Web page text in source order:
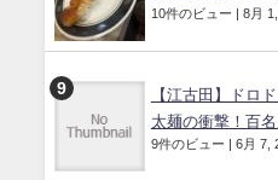
10件のビュー | 8月
【江古田】ドロ
太麺の衝撃！百名
9件のビュー | 6月 7,